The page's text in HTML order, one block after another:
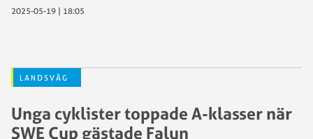
2025-05-19 | 18:05
LANDSVÄG
Unga cyklister toppade A-klasser när
SWE Cup gästade Falun